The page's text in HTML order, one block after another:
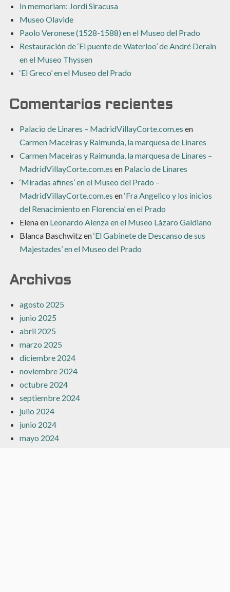
In memoriam: Jordi Siracusa
Museo Olavide
Paolo Veronese (1528-1588) en el Museo del Prado
Restauración de ‘El puente de Waterloo’ de André Derain
en el Museo Thyssen
‘El Greco’ en el Museo del Prado
Comentarios recientes
Palacio de Linares – MadridVillayCorte.com.es en
Carmen Maceiras y Raimunda, la marquesa de Linares
Carmen Maceiras y Raimunda, la marquesa de Linares –
MadridVillayCorte.com.es en Palacio de Linares
‘Miradas afines’ en el Museo del Prado –
MadridVillayCorte.com.es en‘Fra Angelico y los inicios
del Renacimiento en Florencia’ en el Prado
Elenaen Leonardo Alenza en el Museo Lázaro Galdiano
Blanca Baschwitzen‘El Gabinete de Descanso de sus
Majestades’ en el Museo del Prado
Archivos
agosto 2025
junio 2025
abril 2025
marzo 2025
diciembre 2024
noviembre 2024
octubre 2024
septiembre 2024
julio 2024
junio 2024
mayo 2024